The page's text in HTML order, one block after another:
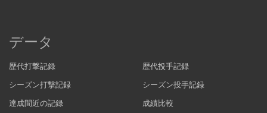
データ
歴代打撃記録
歴代投手記録
シーズン打撃記録
シーズン投手記録
達成間近の記録
成績比較